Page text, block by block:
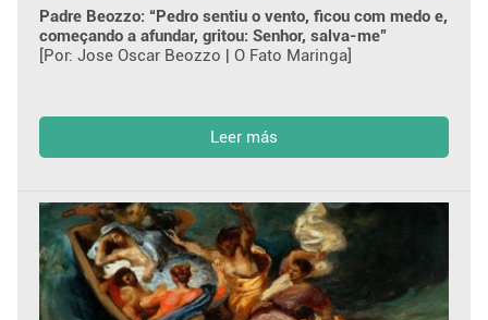
Padre Beozzo: “Pedro sentiu o vento, ficou com medo e,
começando a afundar, gritou: Senhor, salva-me”
[Por: Jose Oscar Beozzo | O Fato Maringa]
Leer más